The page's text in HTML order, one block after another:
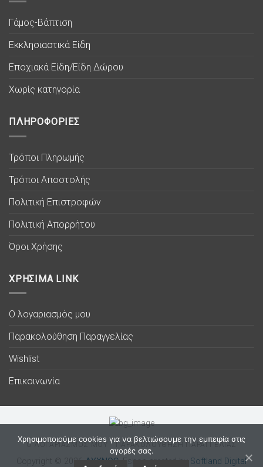
Γάμος-Βάπτιση
Εκκλησιαστικά Είδη
Εποχιακά Είδη/Είδη Δώρου
Χωρίς κατηγορία
ΠΛΗΡΟΦΟΡΙΕΣ
Τρόποι Πληρωμής
Τρόποι Αποστολής
Πολιτική Επιστροφών
Πολιτική Απορρήτου
Όροι Χρήσης
ΧΡΗΣΙΜΑ LINK
Ο λογαριασμός μου
Παρακολούθηση Παραγγελίας
Wishlist
Επικοινωνία
Ο ΛΟΓΑΡΙΑΣΜΟΣ ΜΟΥ ΠΑΡΑΚΟΛΟΥΘΗΣΗ ΠΑΡΑΓΓΕΛΙΑΣ
Copyright © 2026 ΛΥΧΝΟC . Eshop created by Softland Digital
Χρησιμοποιούμε cookies για να βελτιώσουμε την εμπειρία στις
αγορές σας.